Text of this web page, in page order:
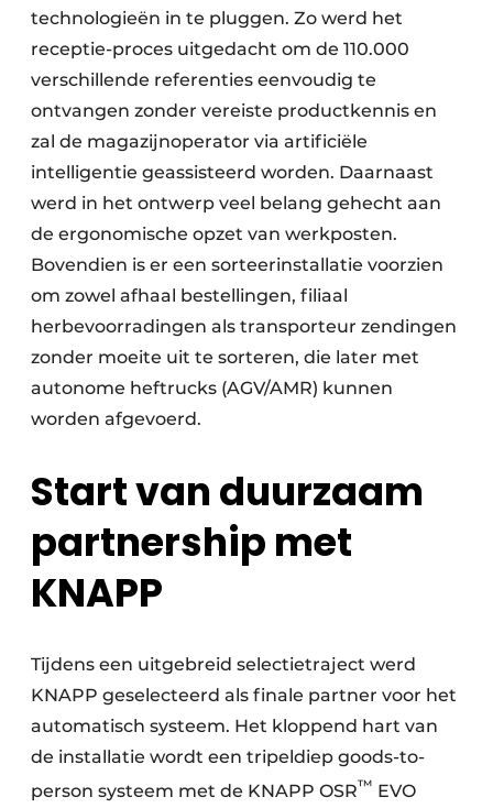
technologieën in te pluggen. Zo werd het
receptie-proces uitgedacht om de 110.000
verschillende referenties eenvoudig te
ontvangen zonder vereiste productkennis en
zal de magazijnoperator via artificiële
intelligentie geassisteerd worden. Daarnaast
werd in het ontwerp veel belang gehecht aan
de ergonomische opzet van werkposten.
Bovendien is er een sorteerinstallatie voorzien
om zowel afhaal bestellingen, filiaal
herbevoorradingen als transporteur zendingen
zonder moeite uit te sorteren, die later met
autonome heftrucks (AGV/AMR) kunnen
worden afgevoerd.
Start van duurzaam
partnership met
KNAPP
Tijdens een uitgebreid selectietraject werd
KNAPP geselecteerd als finale partner voor het
automatisch systeem. Het kloppend hart van
de installatie wordt een tripeldiep goods-to-
person systeem met de KNAPP OSR™ EVO